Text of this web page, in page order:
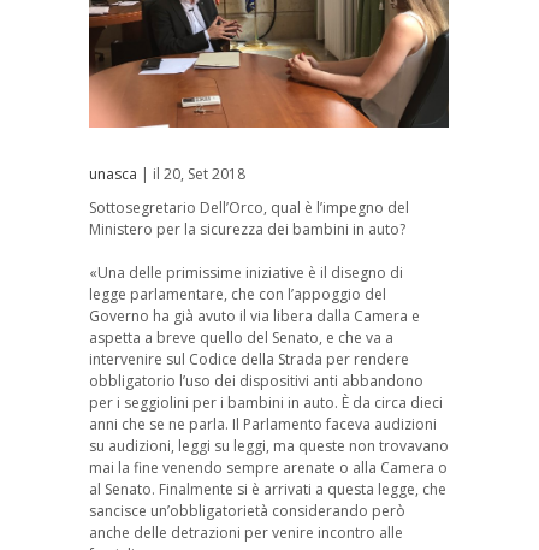
unasca | il 20, Set 2018
Sottosegretario Dell’Orco, qual è l’impegno del
Ministero per la sicurezza dei bambini in auto?
«Una delle primissime iniziative è il disegno di
legge parlamentare, che con l’appoggio del
Governo ha già avuto il via libera dalla Camera e
aspetta a breve quello del Senato, e che va a
intervenire sul Codice della Strada per rendere
obbligatorio l’uso dei dispositivi anti abbandono
per i seggiolini per i bambini in auto. È da circa dieci
anni che se ne parla. Il Parlamento faceva audizioni
su audizioni, leggi su leggi, ma queste non trovavano
mai la fine venendo sempre arenate o alla Camera o
al Senato. Finalmente si è arrivati a questa legge, che
sancisce un’obbligatorietà considerando però
anche delle detrazioni per venire incontro alle